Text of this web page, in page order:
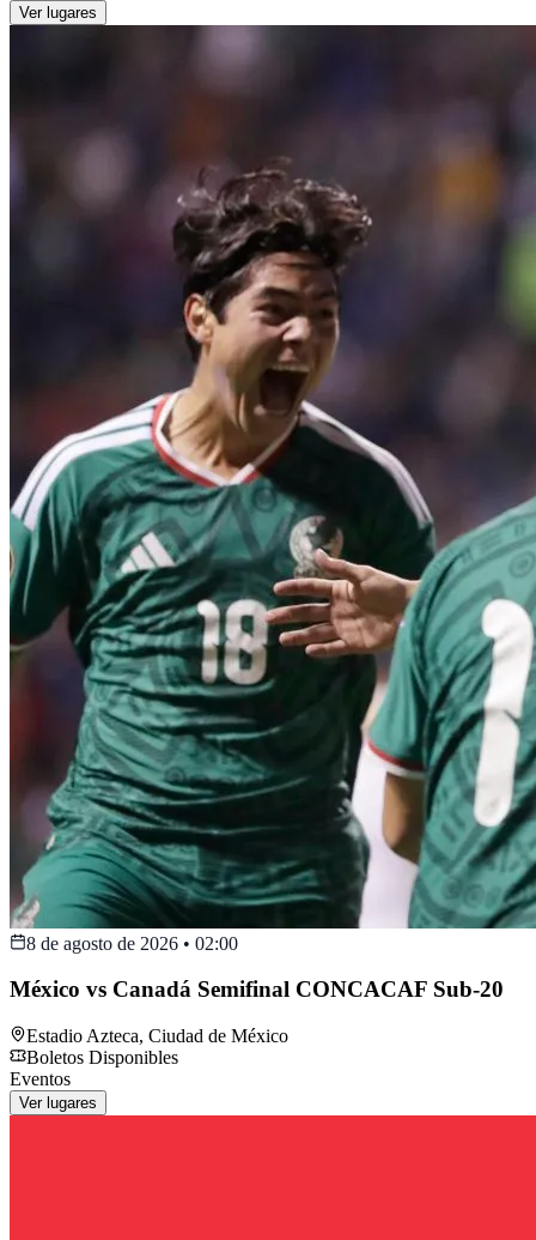
Ver lugares
8 de agosto de 2026 • 02:00
México vs Canadá Semifinal CONCACAF Sub-20
Estadio Azteca, Ciudad de México
Boletos Disponibles
Eventos
Ver lugares